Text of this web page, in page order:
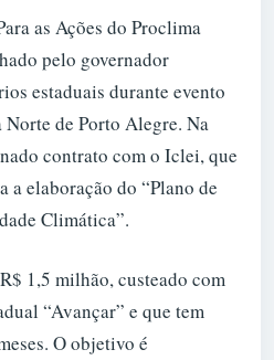
as Ações do Proclima
pelo governador
estaduais durante evento
de Porto Alegre. Na
contrato com o Iclei, que
a elaboração do “Plano de
Climática”.
1,5 milhão, custeado com
“Avançar” e que tem
O objetivo é